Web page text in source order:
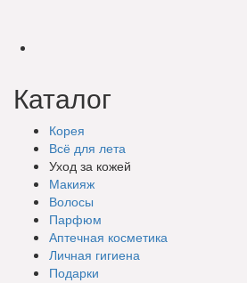
Каталог
Корея
Всё для лета
Уход за кожей
Макияж
Волосы
Парфюм
Аптечная косметика
Личная гигиена
Подарки